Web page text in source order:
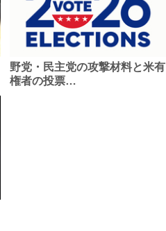
野党・民主党の攻撃材料と米有
権者の投票…